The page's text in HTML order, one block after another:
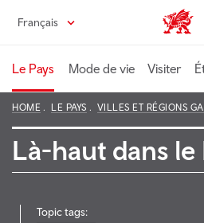
principal
Français Wales
Le Pays Mode de vie Visiter
HOME LE PAYS VILLES ET RÉGIONS
Là-haut dans le
Topic tags: